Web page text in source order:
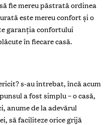
fie mereu păstrată ordinea
este mereu confort şi o
garanţia confortului
în fiecare casă.
s-au întrebat, încă acum
a fost simplu – o casă,
anume de la adevărul
să faciliteze orice grijă